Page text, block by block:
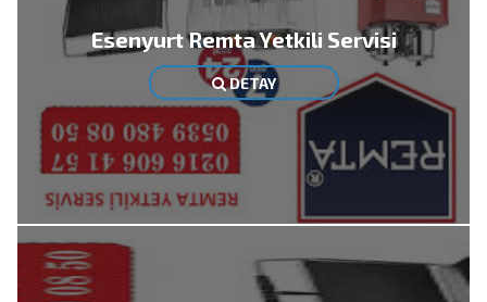
Esenyurt Remta Yetkili Servisi
DETAY